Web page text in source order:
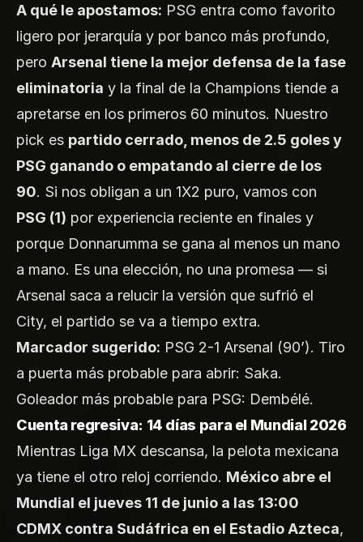
A qué le apostamos: PSG entra como favorito
ligero por jerarquía y por banco más profundo,
pero Arsenal tiene la mejor defensa de la fase
eliminatoria y la final de la Champions tiende a
apretarse en los primeros 60 minutos. Nuestro
pick es partido cerrado, menos de 2.5 goles y
PSG ganando o empatando al cierre de los
90. Si nos obligan a un 1X2 puro, vamos con
PSG (1) por experiencia reciente en finales y
porque Donnarumma se gana al menos un mano
a mano. Es una elección, no una promesa — si
Arsenal saca a relucir la versión que sufrió el
City, el partido se va a tiempo extra.
Marcador sugerido: PSG 2-1 Arsenal (90’). Tiro
a puerta más probable para abrir: Saka.
Goleador más probable para PSG: Dembélé.
Cuenta regresiva: 14 días para el Mundial 2026
Mientras Liga MX descansa, la pelota mexicana
ya tiene el otro reloj corriendo. México abre el
Mundial el jueves 11 de junio a las 13:00
CDMX contra Sudáfrica en el Estadio Azteca,